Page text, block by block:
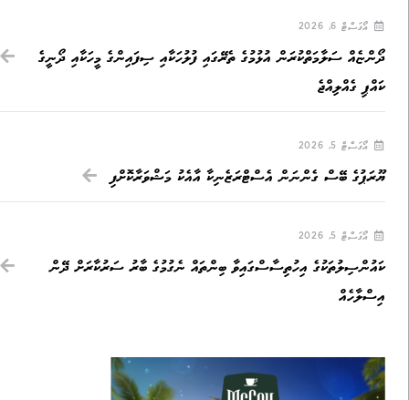
އޯގަސްޓް 6, 2026
ދޯންޏެއް ސަލާމަތްކުރަން އުޅުމުގެ ތެރޭގައި ފުލުހަކާއި ސިފައިންގެ މީހަކާއި ދޯނީގެ
ކައްޕި ގެއްލިއްޖެ
އޯގަސްޓް 5, 2026
ޔޫރަޕުގެ ބޭސް ގެންނަން އެސްޓްރަޒެނިކާ އާއެކު މަޝްވަރާކޮށްފި
އޯގަސްޓް 5, 2026
ކައުންސިލުތަކުގެ އިހުތިސާސްގައިވާ ބިންތައް ނެގުމުގެ ބާރު ސަރުކާރަށް ދޭން
އިސްލާހެއް